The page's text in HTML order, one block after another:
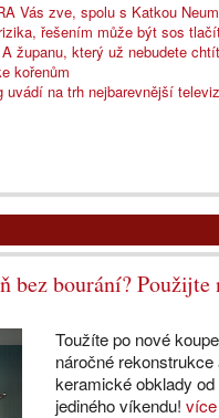
Vás zve, spolu s Katkou
řešením může být sos
županu, který už nebudete
kořenům
uvádí na trh nejbarevnější
bez bourání?
Toužíte po nové
náročné
keramické obklady
jediného víkendu!více